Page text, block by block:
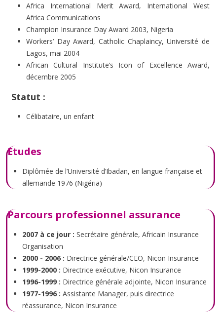
Africa International Merit Award, International West
Africa Communications
Champion Insurance Day Award 2003, Nigeria
Workers’ Day Award, Catholic Chaplaincy, Université de
Lagos, mai 2004
African Cultural Institute’s Icon of Excellence Award,
décembre 2005
Statut :
Célibataire, un enfant
Etudes
Diplômée de l’Université d’Ibadan, en langue française et
allemande 1976 (Nigéria)
Parcours professionnel assurance
2007 à ce jour : Secrétaire générale, Africain Insurance
Organisation
2000 - 2006 : Directrice générale/CEO, Nicon Insurance
1999-2000 : Directrice exécutive, Nicon Insurance
1996-1999 : Directrice générale adjointe, Nicon Insurance
1977-1996 : Assistante Manager, puis directrice
réassurance, Nicon Insurance